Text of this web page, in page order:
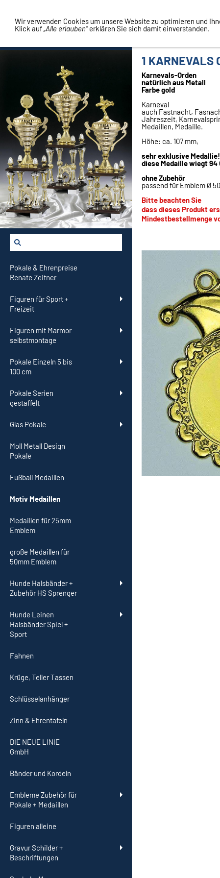
Pokale & Ehrenpreise
Renate Zeitner
Figuren für Sport +
Freizeit
Figuren mit Marmor
selbstmontage
Pokale Einzeln 5 bis
100 cm
Pokale Serien
gestaffelt
Glas Pokale
Moll Metall Design
Pokale
Fußball Medaillen
Motiv Medaillen
Medaillen für 25mm
Emblem
große Medaillen für
50mm Emblem
Hunde Halsbänder +
Zubehör HS Sprenger
Hunde Leinen
Halsbänder Spiel +
Sport
Fahnen
Krüge, Teller Tassen
Schlüsselanhänger
Zinn & Ehrentafeln
DIE NEUE LINIE
GmbH
Bänder und Kordeln
Embleme Zubehör für
Pokale + Medaillen
Figuren alleine
Gravur Schilder +
Beschriftungen
1 KARNEVALS
Karnevals-Orden
natürlich aus Metall
Farbe gold
Karneval
auch Fastnacht,
Jahreszeit,
Medaillen, Medaille.
Höhe: ca. 107 mm,
sehr exklusive Medallie!
diese Medaille wiegt 94
ohne Zubehör
passend für Emblem Ø
Bitte beachten Sie
dass dieses Produkt
Mindestbestellmenge
Wir verwenden Cookies um unsere Website zu optimieren und
Klick auf„Alle erlauben“erklären Sie sich damit einverstanden.